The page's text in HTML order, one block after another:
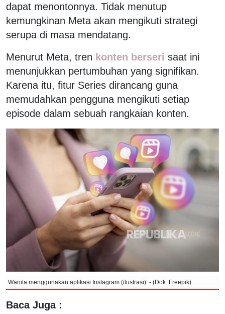
dapat menontonnya. Tidak menutup
kemungkinan Meta akan mengikuti strategi
serupa di masa mendatang.
Menurut Meta, tren konten berseri saat ini
menunjukkan pertumbuhan yang signifikan.
Karena itu, fitur Series dirancang guna
memudahkan pengguna mengikuti setiap
episode dalam sebuah rangkaian konten.
Wanita menggunakan aplikasi Instagram (ilustrasi). - (Dok. Freepik)
Baca Juga :